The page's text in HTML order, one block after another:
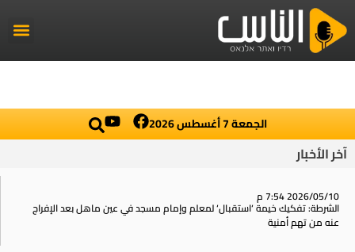
الجمعة 7 أغسطس 2026
آخر الأخبار
2026/05/10 7:54 م
الشرطة: تفكيك خيمة ‘استقبال‘ لمعلم وإمام مسجد في عين ماهل بعد الإفراج
عنه من تهم أمنية